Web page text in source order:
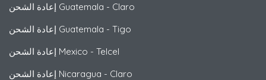
إعادة الشحن Guatemala - Claro
إعادة الشحن Guatemala - Tigo
إعادة الشحن Mexico - Telcel
إعادة الشحن Nicaragua - Claro